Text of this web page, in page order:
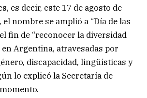
es decir, este 17 de agosto de
el nombre se amplió a “Día de las
fin de “reconocer la diversidad
Argentina, atravesadas por
discapacidad, lingüísticas y
lo explicó la Secretaría de